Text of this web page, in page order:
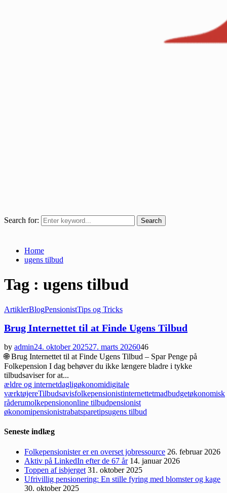
Search for: Search
Home
ugens tilbud
Tag : ugens tilbud
ArtiklerBlogPensionistTips og Tricks
Brug Internettet til at Finde Ugens Tilbud
by admin24. oktober 202527. marts 2026046
🌐 Brug Internettet til at Finde Ugens Tilbud – Spar Penge på
Folkepension I dag behøver du ikke længere bladre i tykke
tilbudsaviser for at...
ældre og internetdagligøkonomidigitale
værktøjereTilbudsavisfolkepensionistinternettetmadbudgetøkonomisk
råderumolkepensiononline tilbudpensionist
økonomipensionistrabatsparetipsugens tilbud
Seneste indlæg
Folkepensionister er en overset jobressource 26. februar 2026
Aktiv på LinkedIn efter de 67 år 14. januar 2026
Toppen af isbjerget 31. oktober 2025
Ufrivillig pensionering: En stille fyring med blomster og kage
30. oktober 2025